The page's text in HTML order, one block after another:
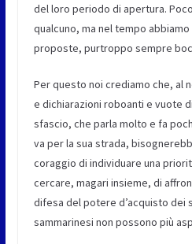
del loro periodo di apertura.
qualcuno, ma nel tempo
proposte, purtroppo sempre
Per questo noi crediamo che, al
e dichiarazioni roboanti e vuote
sfascio, che parla molto e fa
va per la sua strada,
coraggio di individuare una
cercare, magari insieme, di
difesa del potere d’acquisto dei
sammarinesi non possono più